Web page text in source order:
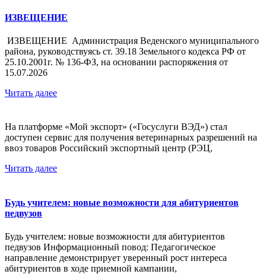
ИЗВЕЩЕНИЕ
ИЗВЕЩЕНИЕ Администрация Веденского муниципального
района, руководствуясь ст. 39.18 Земельного кодекса РФ от
25.10.2001г. № 136-ФЗ, на основании распоряжения от
15.07.2026
Читать далее
На платформе «Мой экспорт» («Госуслуги ВЭД») стал
доступен сервис для получения ветеринарных разрешений на
ввоз товаров Российский экспортный центр (РЭЦ,
Читать далее
Будь учителем: новые возможности для абитуриентов
педвузов
Будь учителем: новые возможности для абитуриентов
педвузов Информационный повод: Педагогическое
направление демонстрирует уверенный рост интереса
абитуриентов в ходе приемной кампании,